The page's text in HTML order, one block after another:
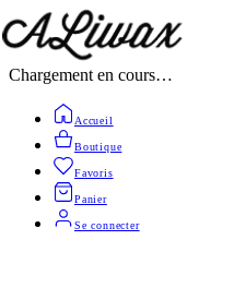
Chargement en cours…
Accueil
Boutique
Favoris
Panier
Se connecter